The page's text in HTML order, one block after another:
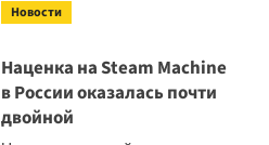
Новости
Наценка на Steam Machine
в России оказалась почти
двойной